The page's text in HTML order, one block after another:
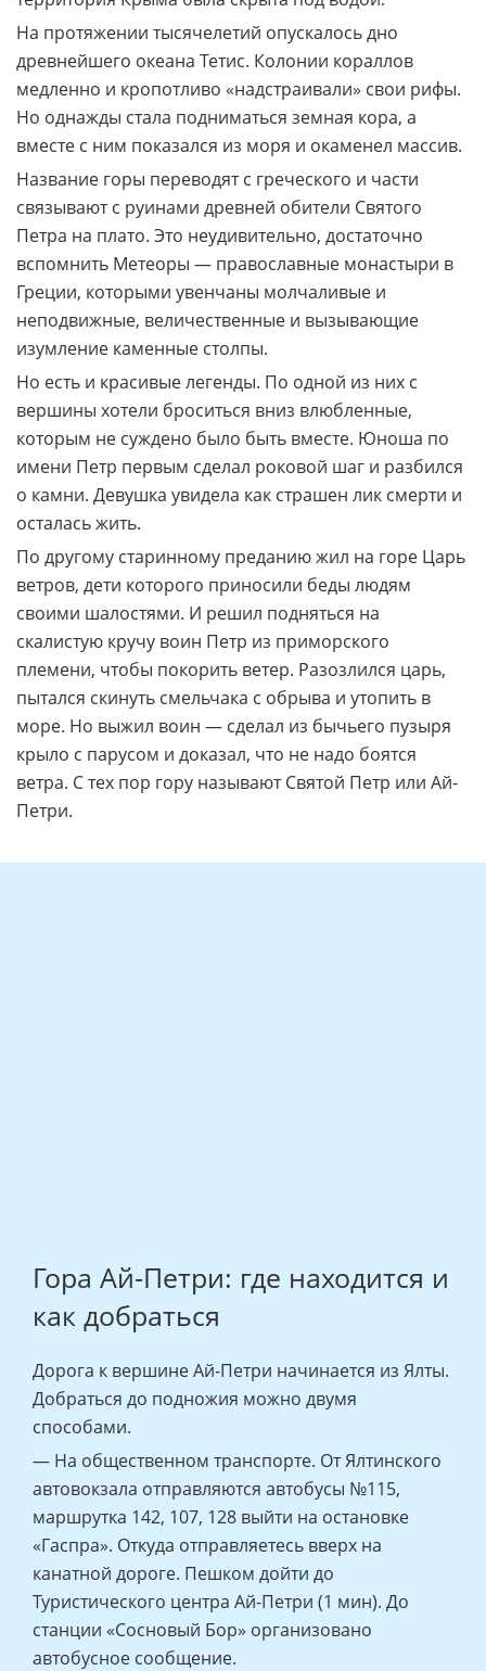
Из истории Ай-Петри
Ай-Петри не просто вершина с частоколом
знаменитых зубцов. Это гигантский коралловый риф,
свидетельствующий о том, что когда-то вся
территория Крыма была скрыта под водой.
На протяжении тысячелетий опускалось дно
древнейшего океана Тетис. Колонии кораллов
медленно и кропотливо «надстраивали» свои рифы.
Но однажды стала подниматься земная кора, а
вместе с ним показался из моря и окаменел массив.
Название горы переводят с греческого и части
связывают с руинами древней обители Святого
Петра на плато. Это неудивительно, достаточно
Греции, которыми увенчаны молчаливые и
неподвижные, величественные и вызывающие
изумление каменные столпы.
Но есть и красивые легенды. По одной из них с
вершины хотели броситься вниз влюбленные,
которым не суждено было быть вместе. Юноша по
имени Петр первым сделал роковой шаг и разбился
о камни. Девушка увидела как страшен лик смерти и
осталась жить.
ветров, дети которого приносили беды людям
Гора Ай-Петри: где находится и
как добраться
Дорога к вершине Ай-Петри начинается из Ялты.